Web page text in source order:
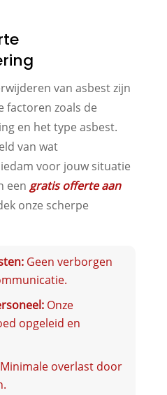
van asbest zijn
factoren zoals de
en het type asbest.
van wat
voor jouw situatie
een gratis offerte aan
onze scherpe
Geen verborgen
Onze
opgeleid en
overlast door